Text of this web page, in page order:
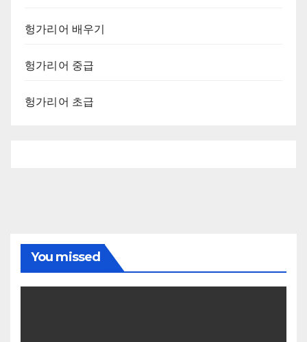
헝가리어 배우기
헝가리어 중급
헝가리어 초급
You missed